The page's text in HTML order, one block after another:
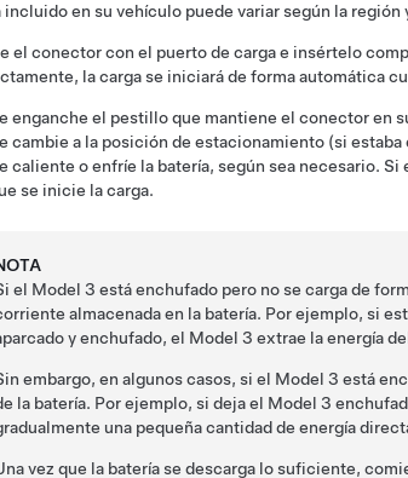
incluido en su vehículo puede variar según la región
el conector con el puerto de carga e insértelo
la carga se iniciará de forma automática
enganche el pestillo que mantiene el conector en
cambie a la posición de estacionamiento (si
caliente o enfríe la batería, según sea necesario.
se inicie la carga.
el Model 3 está enchufado pero no se carga de
almacenada en la batería. Por ejemplo, si
y enchufado, el Model 3 extrae la energía
embargo, en algunos casos, si el Model 3 está
la batería. Por ejemplo, si deja el Model 3
una pequeña cantidad de energía
vez que la batería se descarga lo suficiente,